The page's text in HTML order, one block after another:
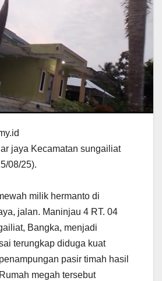
jaya Kecamatan sungailiat
08/25).
milik hermanto di
jalan. Maninjau 4 RT. 04
Bangka, menjadi
terungkap diduga kuat
pasir timah hasil
megah tersebut